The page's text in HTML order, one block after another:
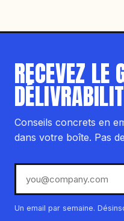
RECEVEZ LE
Conseils concrets en
dans votre boîte. Pas
Un email par semaine.